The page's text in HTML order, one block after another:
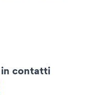
in contatti